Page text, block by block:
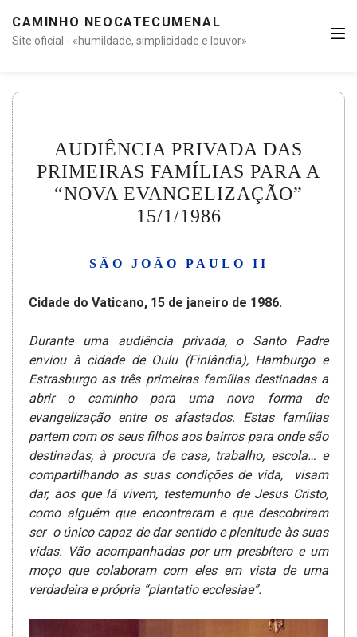
CAMINHO NEOCATECUMENAL
Site oficial - «humildade, simplicidade e louvor»
AUDIÊNCIA PRIVADA DAS
PRIMEIRAS FAMÍLIAS PARA A
“NOVA EVANGELIZAÇÃO”
15/1/1986
SÃO JOÃO PAULO II
Cidade do Vaticano, 15 de janeiro de 1986.
Durante uma audiência privada, o Santo Padre
enviou à cidade de Oulu (Finlândia), Hamburgo e
Estrasburgo as três primeiras famílias destinadas a
abrir o caminho para uma nova forma de
evangelização entre os afastados. Estas famílias
partem com os seus filhos aos bairros para onde são
destinadas, à procura de casa, trabalho, escola… e
compartilhando as suas condições de vida, visam
dar, aos que lá vivem, testemunho de Jesus Cristo,
como alguém que encontraram e que descobriram
ser o único capaz­ de dar sentido e plenitude às suas
vidas. Vão acompanhadas por um presbítero e um
moço que colaboram com eles em vista de uma
verdadeira e própria “plantatio ecclesiae”.